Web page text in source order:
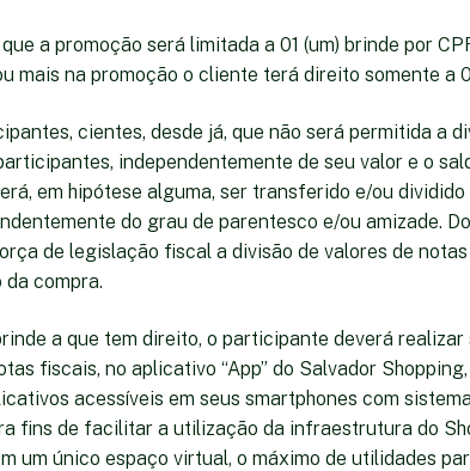
que a promoção será limitada a 01 (um) brinde por
mais na promoção o cliente terá direito somente a
cientes, desde já, que não será permitida a
independentemente de seu valor e o
em hipótese alguma, ser transferido e/ou
do grau de parentesco e/ou amizade.
de legislação fiscal a divisão de valores de
compra.
a que tem direito, o participante deverá realizar
fiscais, no aplicativo “App” do Salvador
acessíveis em seus smartphones com
fins de facilitar a utilização da infraestrutura do
um único espaço virtual, o máximo de utilidades